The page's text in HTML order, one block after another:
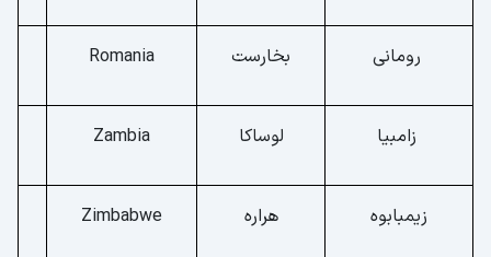
رومانی بخارست Romania
زامبیا لوساکا Zambia
زیمبابوه هراره Zimbabwe